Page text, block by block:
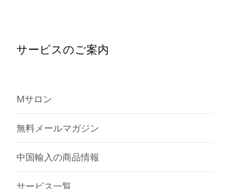
サービスのご案内
Mサロン
無料メールマガジン
中国輸入の商品情報
サービス一覧